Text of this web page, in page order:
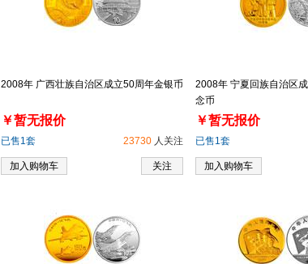
2008年 广西壮族自治区成立50周年金银币
￥暂无报价
23730 人关注
已售1套
关注
加入购物车
2008年 宁夏回族自治区
念币
￥暂无报价
已售1套
加入购物车